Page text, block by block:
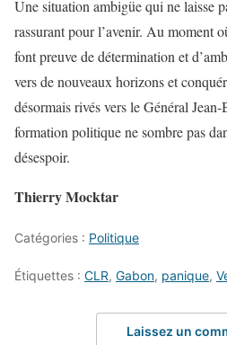
Une situation ambigüe qui ne laisse
rassurant pour l’avenir. Au moment
font preuve de détermination et
vers de nouveaux horizons et
désormais rivés vers le Général
formation politique ne sombre pas
désespoir.
Thierry Mocktar
Catégories : Politique
Étiquettes : CLR, Gabon, panique,
Laissez un